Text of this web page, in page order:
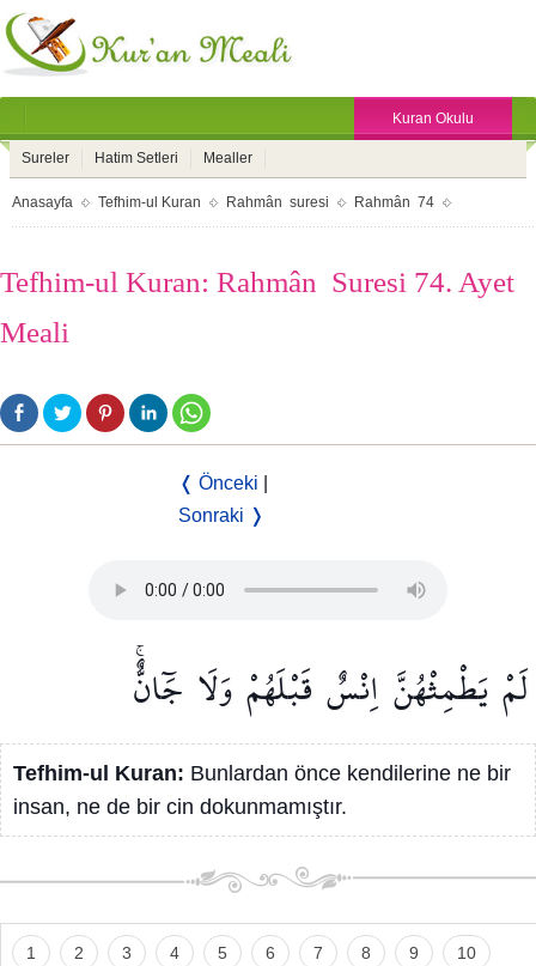
Kuran Okulu
Sureler Hatim Setleri Mealler
Anasayfa Tefhim-ul Kuran Rahmân suresi Rahmân 74
Tefhim-ul Kuran: Rahmân Suresi 74. Ayet
Meali
❬ Önceki
Sonraki ❭
لَمْيَطْمِثْهُنَّاِنْسٌ قَبْلَهُمْوَلَا جَٓانٌّۚ
Tefhim-ul Kuran: Bunlardan önce kendilerine ne bir
insan, ne de bir cin dokunmamıştır.
1 2 3 4 5 6 7 8 9 10